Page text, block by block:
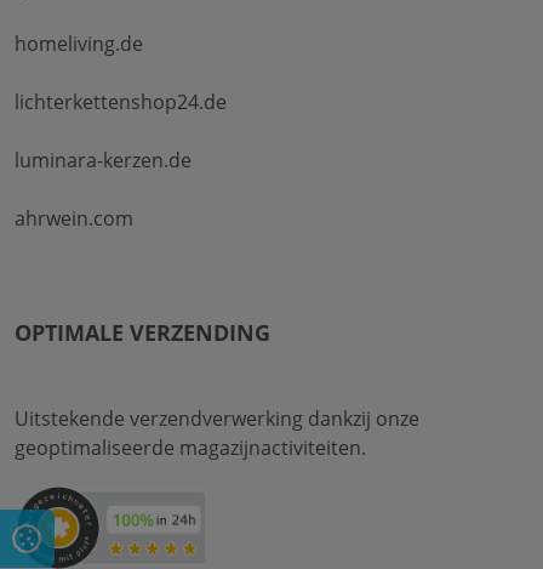
homeliving.de
lichterkettenshop24.de
luminara-kerzen.de
ahrwein.com
OPTIMALE VERZENDING
Uitstekende verzendverwerking dankzij onze
geoptimaliseerde magazijnactiviteiten.